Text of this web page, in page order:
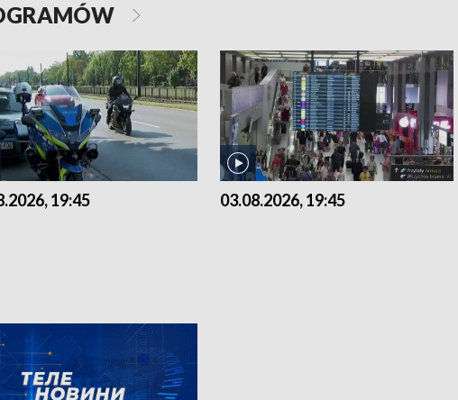
19:45 03.08.2026, 19:45